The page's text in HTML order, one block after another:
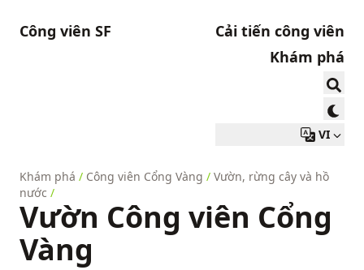
Công viên SF
Cải tiến công viên
Khám phá
VI
Khám phá / Công viên Cổng Vàng / Vườn, rừng cây và hồ
nước /
Vườn Công viên Cổng
Vàng